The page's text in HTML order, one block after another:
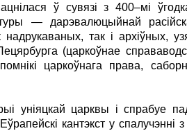
ў сувязі з 400–мі
— дарэвалюцыйнай
так і архіўных,
(царкоўнае
царкоўнага права,
уніяцкай царквы і спрабуе
кантэкст у спалучэнні